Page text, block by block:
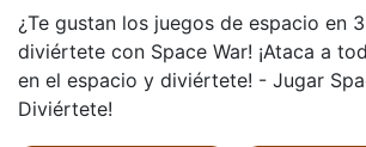
¿Te gustan los juegos de espacio en
diviértete con Space War! ¡Ataca a
en el espacio y diviértete! - Jugar
Diviértete!